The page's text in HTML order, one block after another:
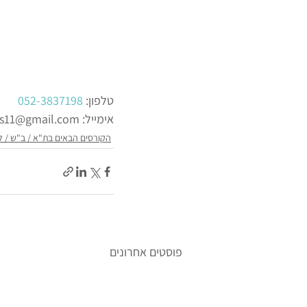
טלפון: 052-3837198
אימייל: NadavReiss11@gmail.com
הקורסים הבאים בת"א / ב"ש /
פוסטים אחרונים